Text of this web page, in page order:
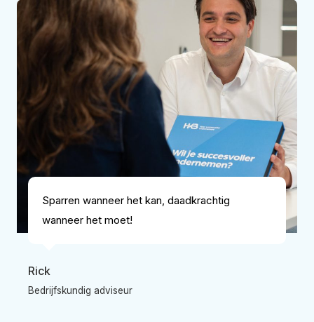
Sparren wanneer het kan, daadkrachtig
wanneer het moet!
Rick
Bedrijfskundig adviseur